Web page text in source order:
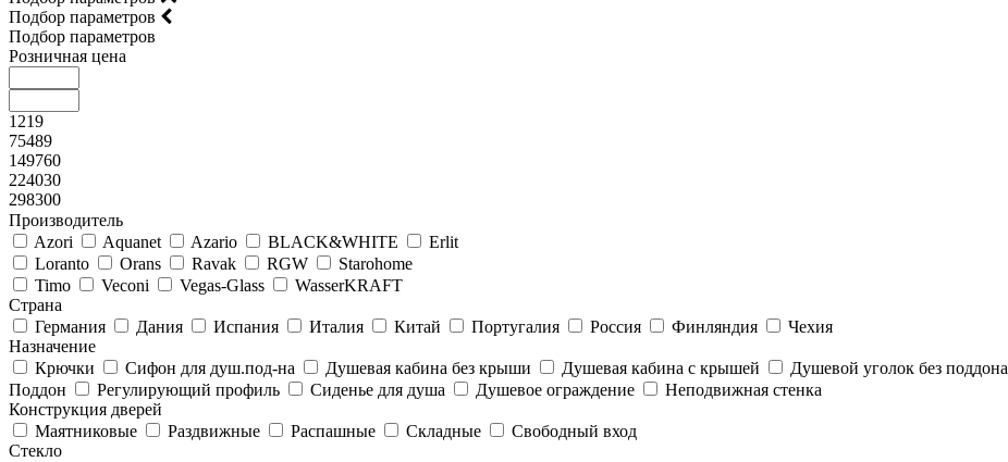
Подбор параметров
Подбор параметров
Розничная цена
1219
75489
149760
224030
298300
Производитель
Azori
Aquanet Azario BLACK&WHITE
Erlit
Loranto
Orans Ravak RGW
Starohome
Timo
Veconi Vegas-Glass
WasserKRAFT
Страна
Германия
Дания Испания Италия Китай Португалия Россия Финляндия
Чехия
Назначение
Крючки
Сифон для душ.под-на Душевая кабина без крыши Душевая кабина с крышей Душевой уголок без поддона
Поддон
Регулирующий профиль Сиденье для душа Душевое ограждение
Неподвижная стенка
Конструкция дверей
Маятниковые
Раздвижные Распашные Складные
Свободный вход
Стекло